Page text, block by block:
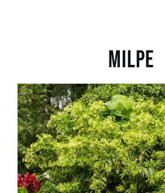
MILPE